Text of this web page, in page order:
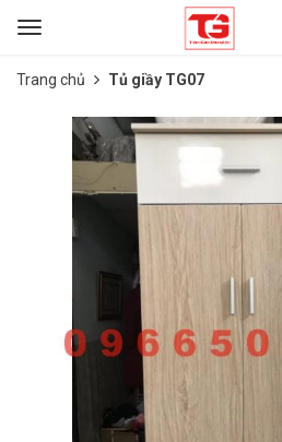
Toggle
Trang chủ Tủ giầy TG07